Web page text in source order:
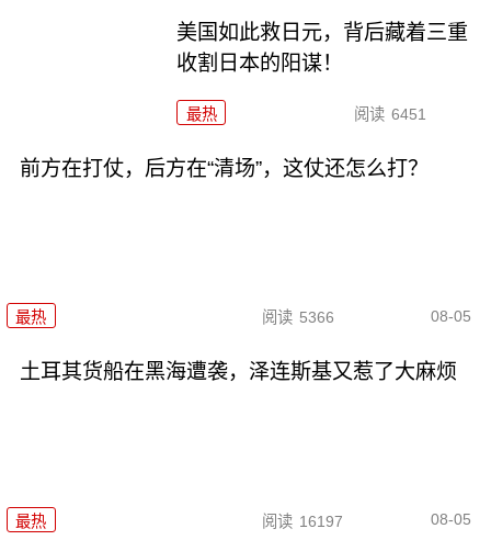
美国如此救日元，背后藏着三重
收割日本的阳谋！
最热 阅读 6451
前方在打仗，后方在“清场”，这仗还怎么打？
最热 阅读 5366 08-05
土耳其货船在黑海遭袭，泽连斯基又惹了大麻烦
最热 阅读 16197 08-05